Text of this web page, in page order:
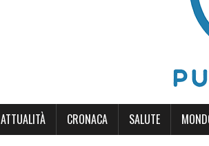
ATTUALITÀ CRONACA SALUTE